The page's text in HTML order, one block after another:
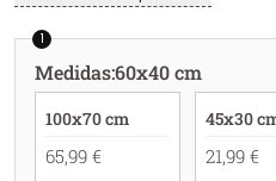
1
Medidas:60x40 cm
100x70 cm
65,99 €
45x30
21,99 €